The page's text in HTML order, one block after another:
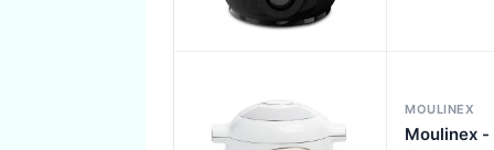
MOULINEX
Moulinex -